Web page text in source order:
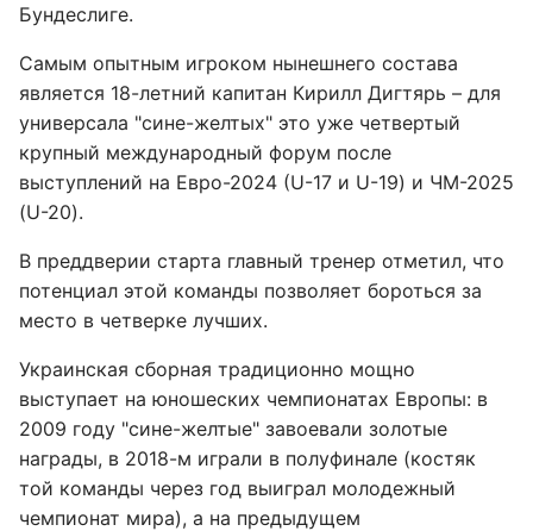
Бундеслиге.
Самым опытным игроком нынешнего состава
является 18-летний капитан Кирилл Дигтярь – для
универсала "сине-желтых" это уже четвертый
крупный международный форум после
выступлений на Евро-2024 (U-17 и U-19) и ЧМ-2025
(U-20).
В преддверии старта главный тренер отметил, что
потенциал этой команды позволяет бороться за
место в четверке лучших.
Украинская сборная традиционно мощно
выступает на юношеских чемпионатах Европы: в
2009 году "сине-желтые" завоевали золотые
награды, в 2018-м играли в полуфинале (костяк
той команды через год выиграл молодежный
чемпионат мира), а на предыдущем